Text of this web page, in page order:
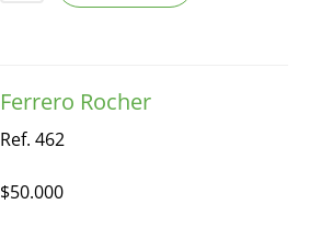
Ferrero Rocher
Ref. 462
$50.000